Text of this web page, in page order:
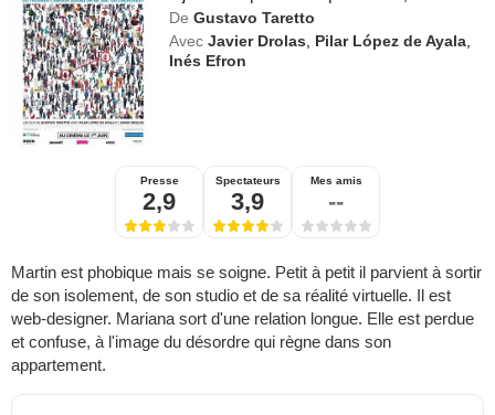
De Gustavo Taretto
Avec Javier Drolas, Pilar López de Ayala,
Inés Efron
Presse
2,9
Spectateurs
3,9
Mes amis
--
Martin est phobique mais se soigne. Petit à petit il parvient à sortir
de son isolement, de son studio et de sa réalité virtuelle. Il est
web-designer. Mariana sort d'une relation longue. Elle est perdue
et confuse, à l'image du désordre qui règne dans son
appartement.